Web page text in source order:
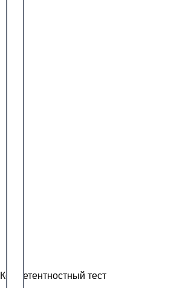
Компетентностный тест